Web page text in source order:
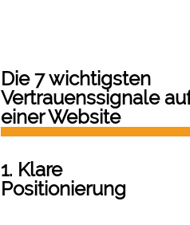
Die 7 wichtigsten
Vertrauenssignale
einer Website
1. Klare
Positionierung